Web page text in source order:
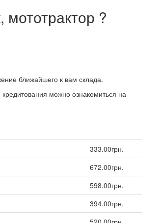
?
ближайшего к вам склада.
можно ознакомиться на
333.00грн.
672.00грн.
598.00грн.
394.00грн.